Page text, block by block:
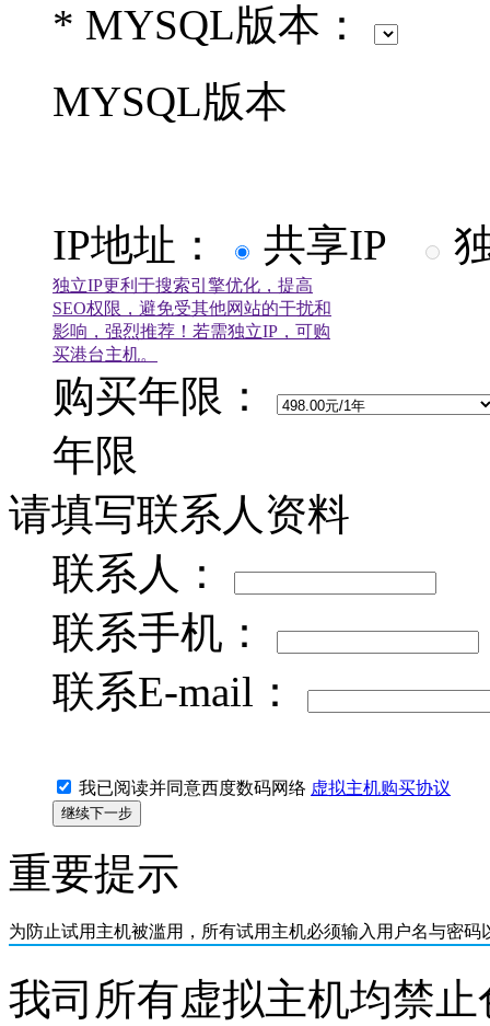
* MYSQL版本：
MYSQL版本
IP地址： 共享IP
独立IP更利于搜索引擎优化，提高
SEO权限，避免受其他网站的干扰和
影响，强烈推荐！若需独立IP，可购
买港台主机。
购买年限：
年限
请填写联系人资料
联系人：
联系手机：
联系E-mail：
我已阅读并同意西度数码网络 虚拟主机购买协议
重要提示
为防止试用主机被滥用，所有试用主机必须输入用户名与密码
我司所有虚拟主机均禁